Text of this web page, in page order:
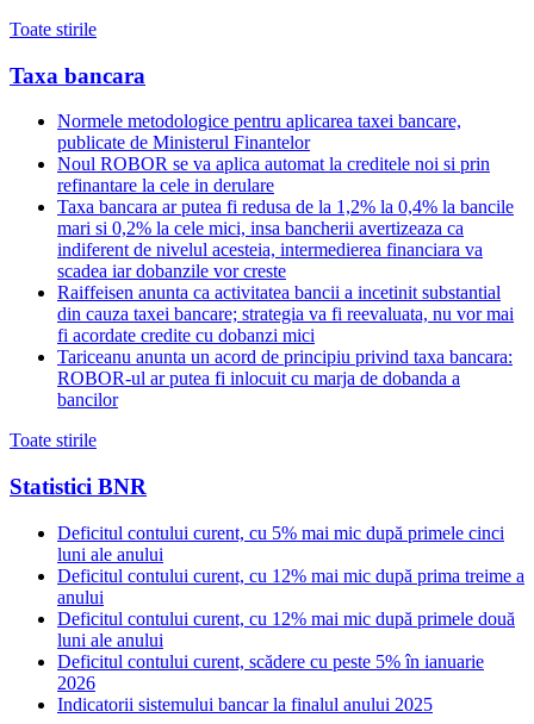
Toate stirile
Taxa bancara
Normele metodologice pentru aplicarea taxei bancare,
publicate de Ministerul Finantelor
Noul ROBOR se va aplica automat la creditele noi si prin
refinantare la cele in derulare
Taxa bancara ar putea fi redusa de la 1,2% la 0,4% la bancile
mari si 0,2% la cele mici, insa bancherii avertizeaza ca
indiferent de nivelul acesteia, intermedierea financiara va
scadea iar dobanzile vor creste
Raiffeisen anunta ca activitatea bancii a incetinit substantial
din cauza taxei bancare; strategia va fi reevaluata, nu vor mai
fi acordate credite cu dobanzi mici
Tariceanu anunta un acord de principiu privind taxa bancara:
ROBOR-ul ar putea fi inlocuit cu marja de dobanda a
bancilor
Toate stirile
Statistici BNR
Deficitul contului curent, cu 5% mai mic după primele cinci
luni ale anului
Deficitul contului curent, cu 12% mai mic după prima treime a
anului
Deficitul contului curent, cu 12% mai mic după primele două
luni ale anului
Deficitul contului curent, scădere cu peste 5% în ianuarie
2026
Indicatorii sistemului bancar la finalul anului 2025